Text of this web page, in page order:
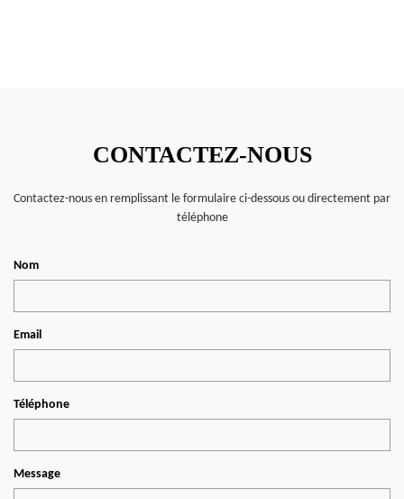
CONTACTEZ-NOUS
Contactez-nous en remplissant le formulaire ci-dessous ou directement par
téléphone
Nom
Email
Téléphone
Message